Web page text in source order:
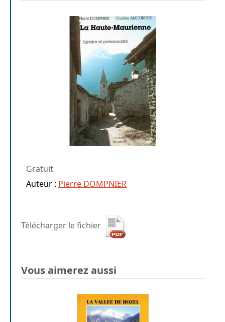
Gratuit
Auteur : Pierre DOMPNIER
Télécharger le fichier
Vous aimerez aussi